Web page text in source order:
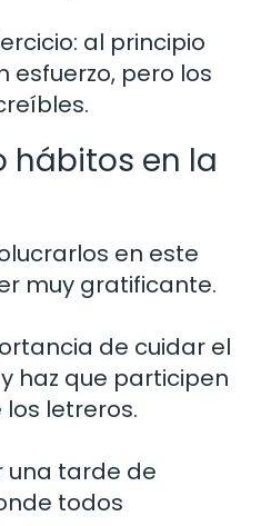
al principio
esfuerzo, pero los
hábitos en la
en este
muy gratificante.
de cuidar el
haz que participen
letreros.
una tarde de
todos